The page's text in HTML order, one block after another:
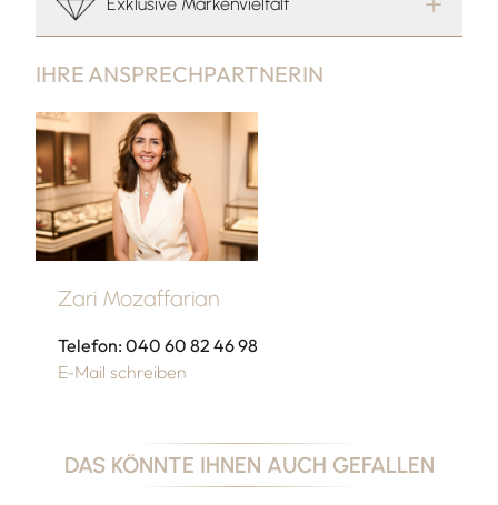
IHRE ANSPRECHPARTNERIN
Zari Mozaffarian
Telefon: 040 60 82 46 98
E-Mail schreiben
Exklusive Markenvielfalt
DAS KÖNNTE IHNEN AUCH GEFALLEN